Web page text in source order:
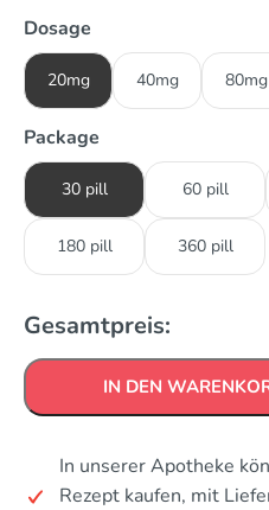
Dosage
20mg 40mg 80mg
Package
30 pill 60 pill
180 pill 360 pill
Gesamtpreis:
IN DEN
In unserer Apotheke
Rezept kaufen, mit